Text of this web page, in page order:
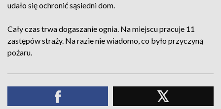
udało się ochronić sąsiedni dom.
Cały czas trwa dogaszanie ognia. Na miejscu pracuje 11
zastępów straży. Na razie nie wiadomo, co było przyczyną
pożaru.